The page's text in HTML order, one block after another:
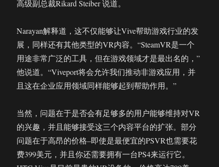
高级副总裁Rikard Steiber 说道。
Narayan解释道，这不仅能够让Vive帮助游戏行业的发
展，同样还有其他类型的VR内容。“SteamVR是一个
用途非常广泛的工具，但在游戏领域才是最出名的，”
他说道。“Viveport将会允许我们推动非游戏应用，并
且这在企业应用领域同样能够起到帮助作用。”
当然，问题在于是否会有足够多的用户能够维持对VR
的兴趣，并且能够接受这三个内容平台的扩张。部分
问题在于高昂的价格–即使是最便宜的PSVR也需要花
费399美元，并且你还需要拥有一台PS4来运行它。